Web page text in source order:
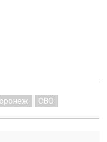
СВО